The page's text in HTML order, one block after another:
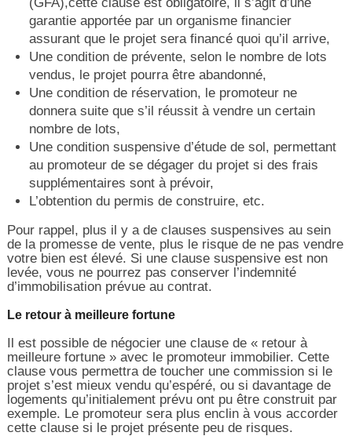
garantie apportée par un organisme financier
assurant que le projet sera financé quoi qu’il arrive,
Une condition de prévente, selon le nombre de lots
vendus, le projet pourra être abandonné,
Une condition de réservation, le promoteur ne
donnera suite que s’il réussit à vendre un certain
nombre de lots,
Une condition suspensive d’étude de sol, permettant
au promoteur de se dégager du projet si des frais
supplémentaires sont à prévoir,
L’obtention du permis de construire, etc.
Pour rappel, plus il y a de clauses suspensives au sein
de la promesse de vente, plus le risque de ne pas vendre
votre bien est élevé. Si une clause suspensive est non
levée, vous ne pourrez pas conserver l’indemnité
d’immobilisation prévue au contrat.
Le retour à meilleure fortune
Il est possible de négocier une clause de « retour à
meilleure fortune » avec le promoteur immobilier. Cette
clause vous permettra de toucher une commission si le
projet s’est mieux vendu qu’espéré, ou si davantage de
logements qu’initialement prévu ont pu être construit par
exemple. Le promoteur sera plus enclin à vous accorder
cette clause si le projet présente peu de risques.